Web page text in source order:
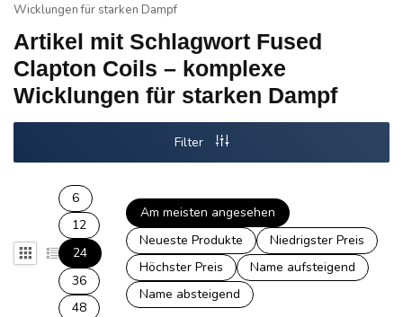
Wicklungen für starken Dampf
Artikel mit Schlagwort Fused
Clapton Coils – komplexe
Wicklungen für starken Dampf
Filter
6
12
24
36
48
Am meisten angesehen
Neueste Produkte
Niedrigster Preis
Höchster Preis
Name aufsteigend
Name absteigend